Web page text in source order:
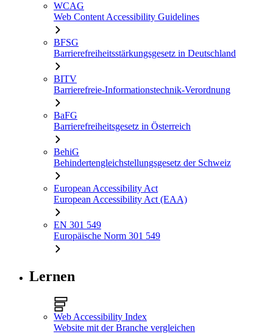
WCAG
Web Content Accessibility Guidelines
BFSG
Barrierefreiheitsstärkungsgesetz in Deutschland
BITV
Barrierefreie-Informationstechnik-Verordnung
BaFG
Barrierefreiheitsgesetz in Österreich
BehiG
Behindertengleichstellungsgesetz der Schweiz
European Accessibility Act
European Accessibility Act (EAA)
EN 301 549
Europäische Norm 301 549
Lernen
Web Accessibility Index
Website mit der Branche vergleichen